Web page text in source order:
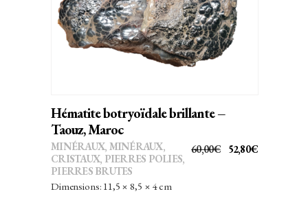
Hématite botryoïdale brillante –
Taouz, Maroc
60,00€
LE
52,80€LE
MINÉRAUX, MINÉRAUX,
CRISTAUX, PIERRES POLIES,
PIERRES BRUTES
Dimensions: 11,5 × 8,5 × 4 cm